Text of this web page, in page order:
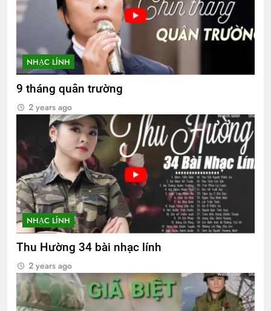
NHẠC LÍNH
9 tháng quân trường
2 years ago
NHẠC LÍNH
Thu Hường 34 bài nhạc lính
2 years ago